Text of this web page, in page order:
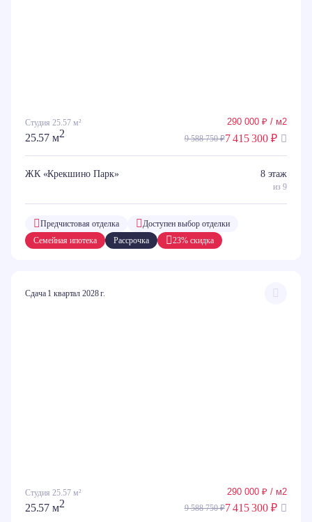
Студия 25.57 м²
25.57 м2
290 000 ₽ / м2
9 588 750 ₽7 415 300 ₽
ЖК «Крекшино Парк» 8 этаж
из 9
23% скидка
Предчистовая отделка
Доступен выбор отделки
Семейная ипотека
Рассрочка
Сдача 1 квартал 2028 г.
Студия 25.57 м²
25.57 м2
290 000 ₽ / м2
9 588 750 ₽7 415 300 ₽